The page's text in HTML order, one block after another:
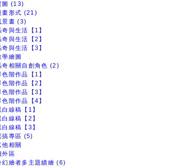
圖 (13)
畫形式 (21)
景畫 (3)
奇與生活【1】
奇與生活【2】
奇與生活【3】
學繪圖
奇相關自創角色 (2)
色階作品【1】
色階作品【2】
色階作品【3】
色階作品【4】
白線稿【1】
白線稿【2】
白線稿【3】
搞專區 (5)
他相關
外區
幻繪者多主題續繪 (6)